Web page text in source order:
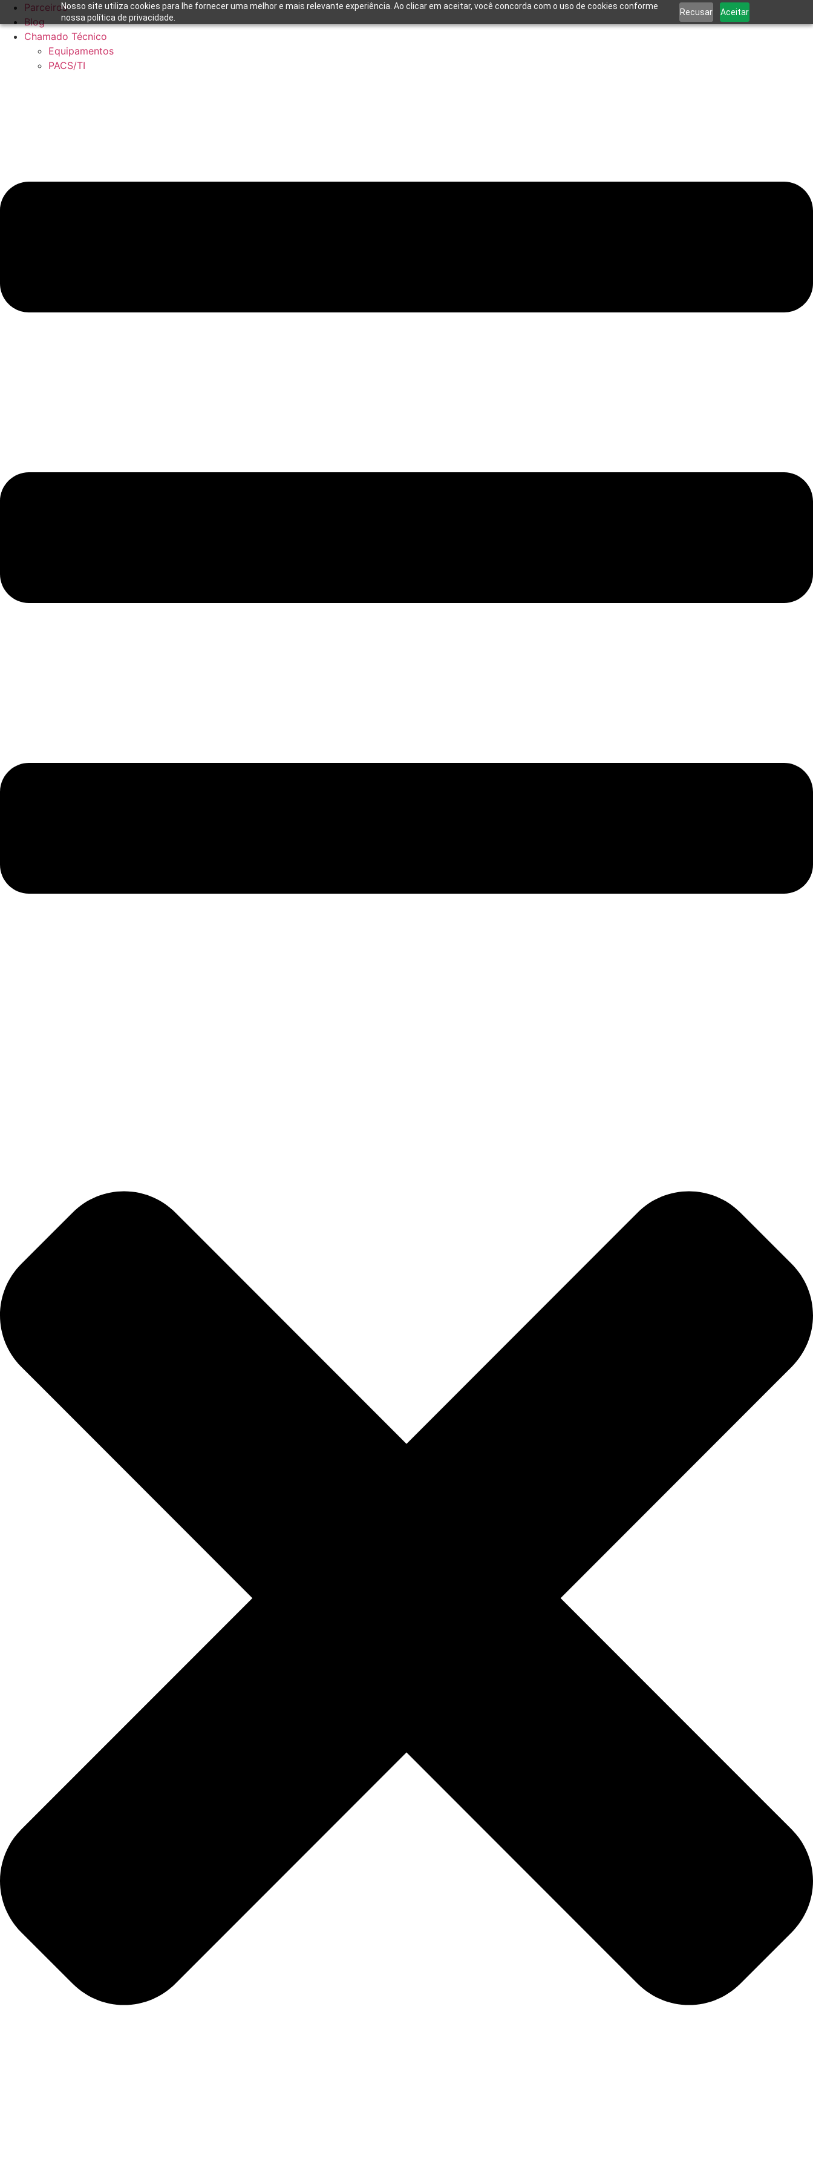
Nosso site utiliza cookies para lhe fornecer uma melhor e mais relevante experiência. Ao clicar em aceitar, você concorda com o uso de cookies conforme
nossa política de privacidade.
Recusar Aceitar
para
conteúdo
Parceiros
Blog
Chamado Técnico
Equipamentos
PACS/TI